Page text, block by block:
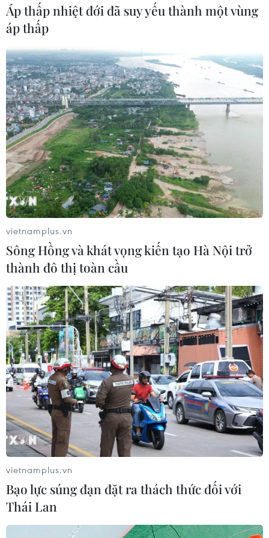
Áp thấp nhiệt đới đã suy yếu thành một vùng
áp thấp
vietnamplus.vn
Sông Hồng và khát vọng kiến tạo Hà Nội trở
thành đô thị toàn cầu
vietnamplus.vn
Bạo lực súng đạn đặt ra thách thức đối với
Thái Lan